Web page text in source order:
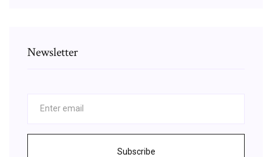
Newsletter
Subscribe